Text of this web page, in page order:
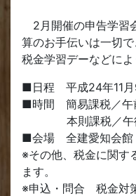
2月開催の申告学習
算のお手伝いは一切
税金学習デーなどによ
■日程 平成24年11月
■時間 簡易課税／午
本則課税／午後
■会場 全建愛知会館
※その他、税金に関す
ます。
※申込・問合 税金対